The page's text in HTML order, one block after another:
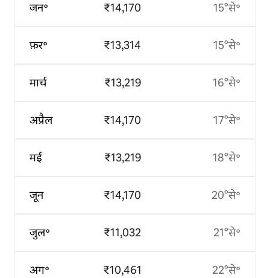
जन॰
फ़र॰
मार्च
अप्रैल
मई
जून
जुल॰
अग॰
₹14,170
₹13,314
₹13,219
₹14,170
₹13,219
₹14,170
₹11,032
₹10,461
15°से॰
15°से॰
16°से॰
17°से॰
18°से॰
20°से॰
21°से॰
22°से॰